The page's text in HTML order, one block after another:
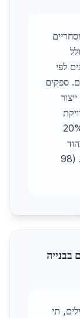
מסחריים
כולל
לפי
ספקים
זה זול יותר מברזל ב-20%
השרון, ביקוש גבוה לוויטרינות מסחריות. (98
בבנייה
תי 5280 לפרופילים, תי